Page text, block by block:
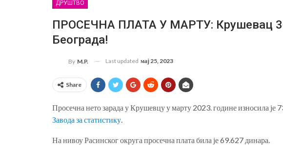
ДРУШТВО
ПРОСЕЧНА ПЛАТА У МАРТУ: Крушевац
Београда!
By M.P. Last updated мај 25, 2023
Share
Просечна нето зарада у Крушевцу у марту 2023. године износила је
Завода за статистику.
На нивоу Расинског округа просечна плата била је 69.627 динара.